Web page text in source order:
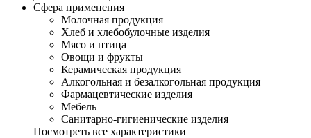
Сфера применения
Молочная продукция
Хлеб и хлебобулочные изделия
Мясо и птица
Овощи и фрукты
Керамическая продукция
Алкогольная и безалкогольная продукция
Фармацевтические изделия
Мебель
Санитарно-гигиенические изделия
Посмотреть все характеристики